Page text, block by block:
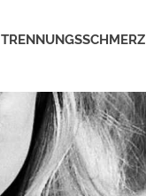
TRENNUNGSSCHMERZ